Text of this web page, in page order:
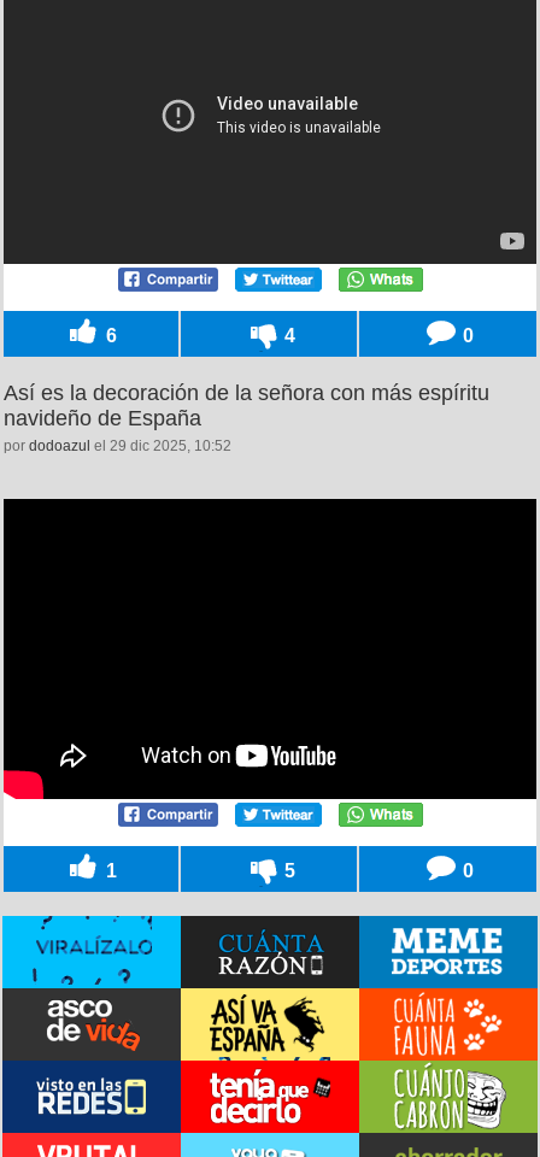
6 4 0
Así es la decoración de la señora con más espíritu
navideño de España
por dodoazul el 29 dic 2025, 10:52
1 5 0